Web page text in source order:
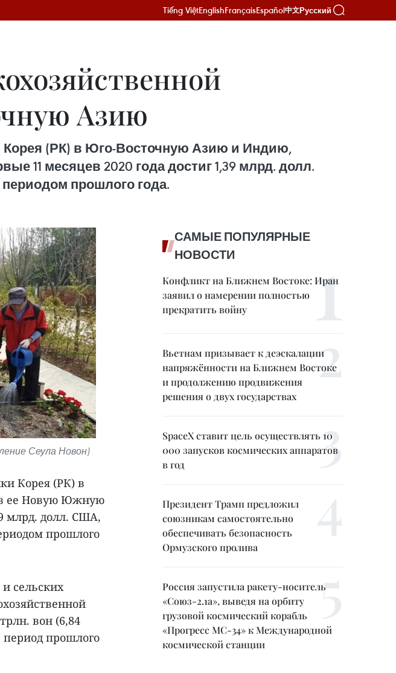
Tiếng ViệtEnglishFrançaisEspañol中文Русский
Азию
Корея (РК) в Юго-Восточную Азию и Индию,
11 месяцев 2020 года достиг 1,39 млрд. долл.
прошлого года.
Сеула Новон)
Корея (РК) в
ее Новую Южную
млрд. долл. США,
прошлого
сельских
вон (6,84
прошлого
САМЫЕ ПОПУЛЯРНЫЕ
НОВОСТИ
Конфликт на Ближнем Востоке: Иран
заявил о намерении полностью
прекратить войну
Вьетнам призывает к деэскалации
напряжённости на Ближнем Востоке
и продолжению продвижения
решения о двух государствах
SpaceX ставит цель осуществлять 10
000 запусков космических аппаратов
в год
Президент Трамп предложил
союзникам самостоятельно
обеспечивать безопасность
Ормузского пролива
Россия запустила ракету-носитель
«Союз-2.1а», выведя на орбиту
грузовой космический корабль
«Прогресс МС-34» к Международной
космической станции